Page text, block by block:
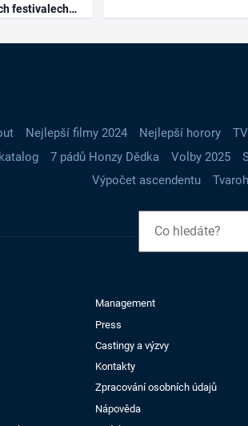
festivalech
Nejlepší filmy 2024 Nejlepší horory
7 pádů Honzy Dědka Volby 2025
Výpočet ascendentu
Management
Press
Castingy a výzvy
Kontakty
Zpracování osobních údajů
Nápověda